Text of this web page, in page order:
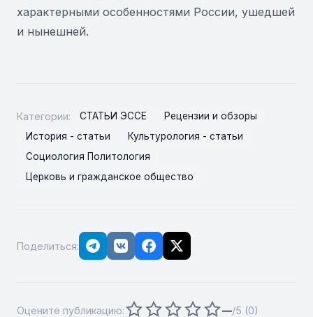
характерными особенностями России, ушедшей
и нынешней.
Категории: СТАТЬИ ЭССЕ
Рецензии и обзоры
История - статьи
Культурология - статьи
Социология Политология
Церковь и гражданское общество
Поделиться:
Оцените публикацию: —/5 (0)